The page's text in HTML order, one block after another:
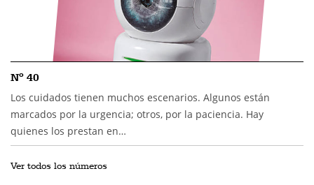
Nº 40
Los cuidados tienen muchos escenarios. Algunos están
marcados por la urgencia; otros, por la paciencia. Hay
quienes los prestan en…
Ver todos los números